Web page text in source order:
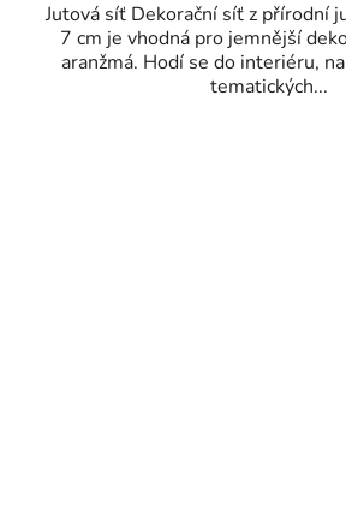
Jutová síť Dekorační síť z přírodní
7 cm je vhodná pro jemnější
aranžmá. Hodí se do interiéru,
tematických...